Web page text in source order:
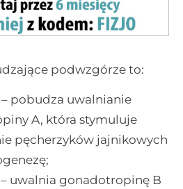
podwzgórze to:
pobudza uwalnianie
A, która stymuluje
pęcherzyków jajnikowych
uwalnia gonadotropinę B